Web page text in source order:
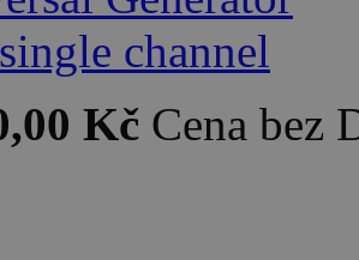
Kč Cena bez